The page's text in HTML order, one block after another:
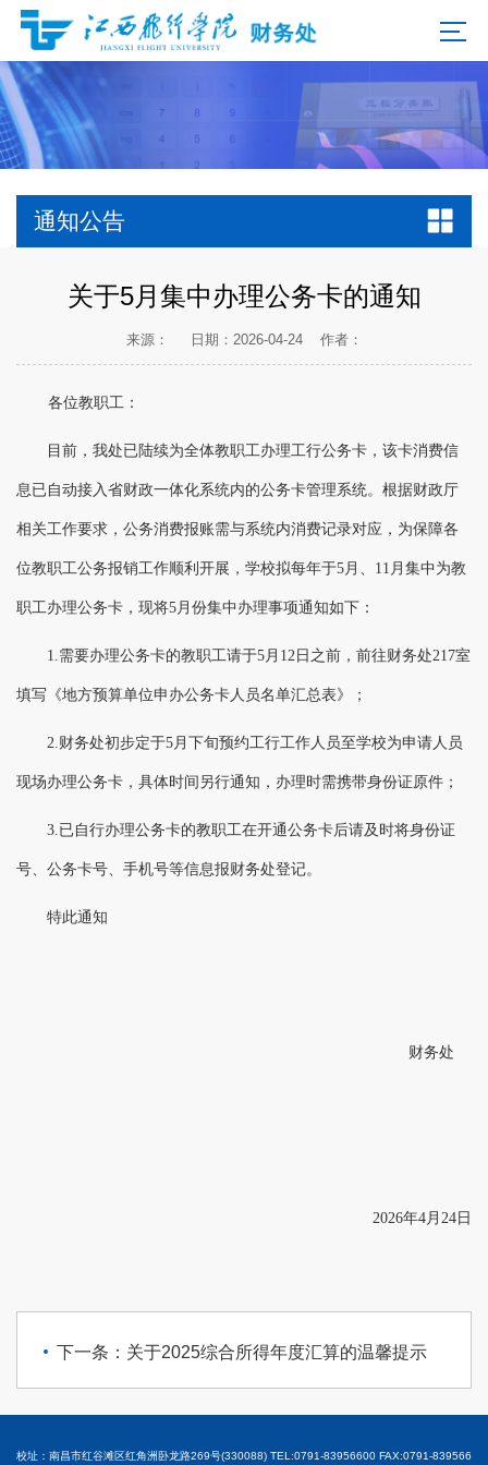
通知公告
关于5月集中办理公务卡的通知
来源： 日期：2026-04-24 作者：
各位教职工：
目前，我处已陆续为全体教职工办理工行公务卡，该卡消费信
息已自动接入省财政一体化系统内的公务卡管理系统。根据财政厅
相关工作要求，公务消费报账需与系统内消费记录对应，为保障各
位教职工公务报销工作顺利开展，学校拟每年于5月、 11 月集中为教
职工办理公务卡，现将5月份集中办理事项通知如下：
1. 需要办理公务卡的教职工请于5月 12日之前，前往财务处217室
填写《地方预算单位申办公务卡人员名单汇总表》；
2. 财务处初步定于5月下旬预约工行工作人员至学校为申请人员
现场办理公务卡，具体时间另行通知，办理时需携带身份证原件；
3. 已自行办理公务卡的教职工在开通公务卡后请及时将身份证
号、公务卡号、手机号等信息报财务处登记。
特此通知
财务处
2026年4月 24日
下一条：关于2025综合所得年度汇算的温馨提示
校址：南昌市红谷滩区红角洲卧龙路269号(330088) TEL:0791-83956600 FAX:0791-839566